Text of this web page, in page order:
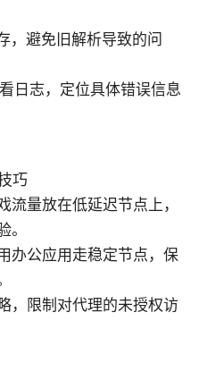
，避免旧解析导致的问
日志，定位具体错误信息
巧
流量放在低延迟节点上，
。
办公应用走稳定节点，保
，限制对代理的未授权访